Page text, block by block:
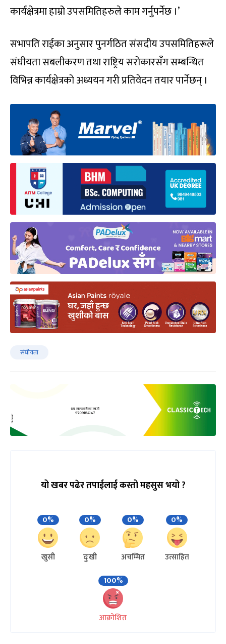
कार्यक्षेत्रमा हाम्रो उपसमितिहरुले काम गर्नुपर्नेछ ।’
सभापति राईका अनुसार पुनर्गठित संसदीय उपसमितिहरूले
संघीयता सबलीकरण तथा राष्ट्रिय सरोकारसँग सम्बन्धित
विभिन्न कार्यक्षेत्रको अध्ययन गरी प्रतिवेदन तयार पार्नेछन् ।
संघीयता
यो खबर पढेर तपाईलाई कस्तो महसुस भयो ?
0%
खुसी
0%
दुःखी
0%
अचम्मित
0%
उत्साहित
100%
आक्रोशित